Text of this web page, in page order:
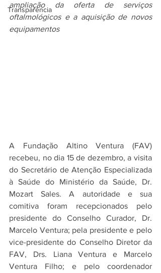
Transparência
ampliação da oferta de serviços
oftalmológicos e a aquisição de novos
equipamentos
A Fundação Altino Ventura (FAV)
recebeu, no dia 15 de dezembro, a visita
do Secretário de Atenção Especializada
à Saúde do Ministério da Saúde, Dr.
Mozart Sales. A autoridade e sua
comitiva foram recepcionados pelo
presidente do Conselho Curador, Dr.
Marcelo Ventura; pela presidente e pelo
vice-presidente do Conselho Diretor da
FAV, Drs. Liana Ventura e Marcelo
Ventura Filho; e pelo coordenador